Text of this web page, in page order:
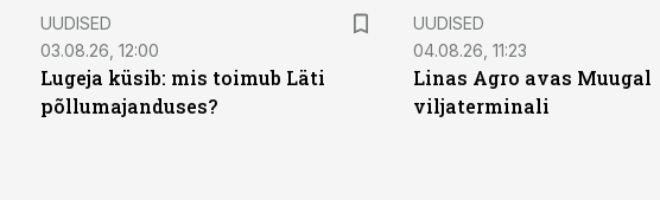
UUDISED
03.08.26, 12:00
Lugeja küsib: mis toimub Läti
põllumajanduses?
UUDISED
04.08.26, 11:23
Linas Agro avas Muugal
viljaterminali